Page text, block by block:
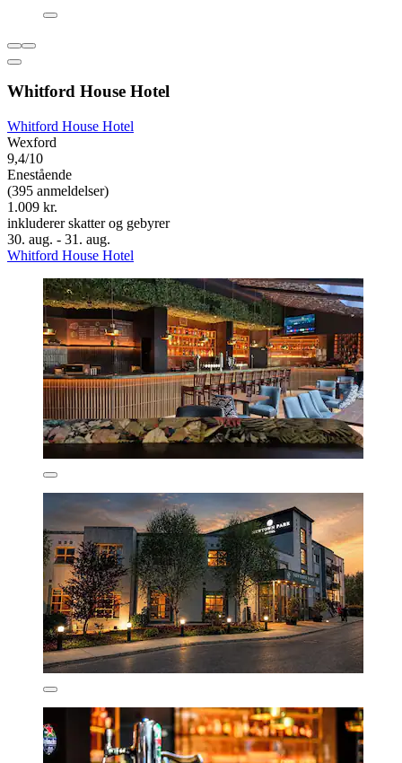
Whitford House Hotel
Whitford House Hotel
Wexford
9,4/10
Enestående
(395 anmeldelser)
1.009 kr.
inkluderer skatter og gebyrer
30. aug. - 31. aug.
Whitford House Hotel